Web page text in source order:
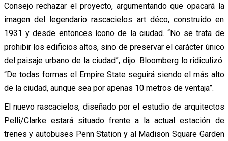
Consejo rechazar el proyecto, argumentando que opacará la
imagen del legendario rascacielos art déco, construido en
1931 y desde entonces ícono de la ciudad. “No se trata de
prohibir los edificios altos, sino de preservar el carácter único
del paisaje urbano de la ciudad”, dijo. Bloomberg lo ridiculizó:
“De todas formas el Empire State seguirá siendo el más alto
de la ciudad, aunque sea por apenas 10 metros de ventaja”.
El nuevo rascacielos, diseñado por el estudio de arquitectos
Pelli/Clarke estará situado frente a la actual estación de
trenes y autobuses Penn Station y al Madison Square Garden